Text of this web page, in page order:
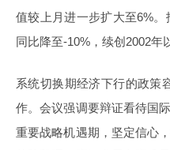
值较上月进一步扩大至6%
同比降至-10%，续创2002年
系统切换期经济下行的政策
作。会议强调要辩证看待国
重要战略机遇期，坚定信心